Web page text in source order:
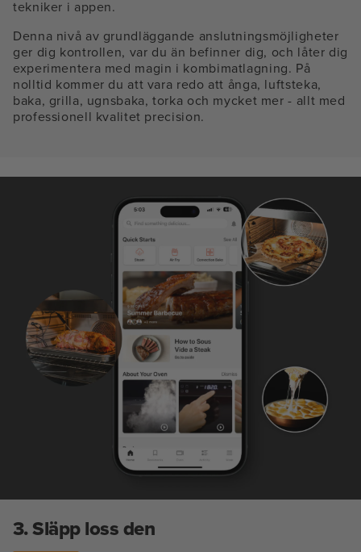
tekniker i appen.
Denna nivå av grundläggande anslutningsmöjligheter
ger dig kontrollen, var du än befinner dig, och låter dig
experimentera med magin i kombimatlagning. På
nolltid kommer du att vara redo att ånga, luftsteka,
baka, grilla, ugnsbaka, torka och mycket mer - allt med
professionell kvalitet precision.
3. Släpp loss den